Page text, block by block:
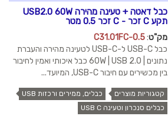
כבל דאטה + טעינה מהירה USB2.0 60W
תקע C זכר - C זכר 0.5 מטר
מק"ט:
C31.01FC-0.5
כבל USB-C ל-USB-C לטעינה מהירה והעברת
נתונים | 60W | USB 2.0 כבל איכותי ואמין לחיבור
בין מכשירים עם חיבור USB-C, המיועד...
קטגוריות מוצרים
כבלים, ממירים ורכזות USB
כבלים סנכרון וטעינה USB C